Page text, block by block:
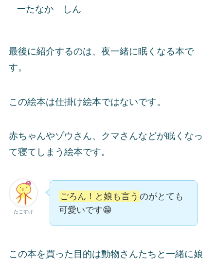
ーたなか しん
最後に紹介するのは、夜一緒に眠くなる本で
す。
この絵本は仕掛け絵本ではないです。
赤ちゃんやゾウさん、クマさんなどが眠くなっ
て寝てしまう絵本です。
たこすけ
ごろん！と娘も言う のがとても
可愛いです😁
この本を買った目的は動物さんたちと一緒に娘